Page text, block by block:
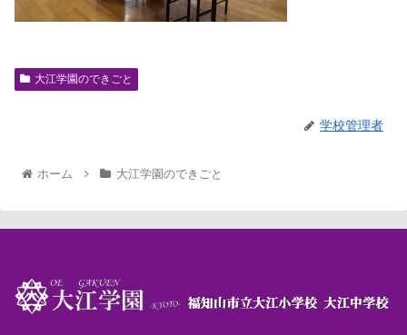
大江学園のできごと
学校管理者
ホーム 大江学園のできごと